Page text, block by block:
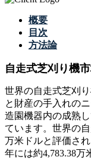
概要
目次
方法論
自走式芝刈り機
世界の自走式芝刈
と財産の手入れの
造園機器内の成熟
ています。世界の
万米ドルと評価さ
年には約4,783.38万